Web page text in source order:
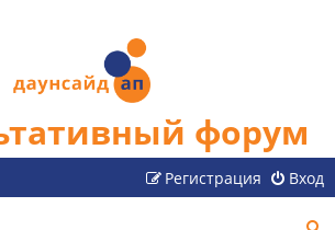
форум
Вход
Регистрация